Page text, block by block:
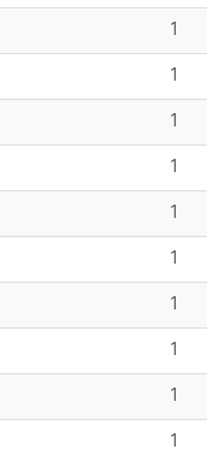
1
1
1
1
1
1
1
1
1
1